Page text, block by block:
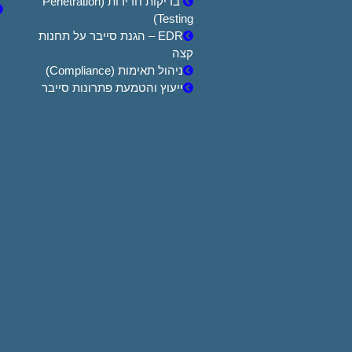
Testing)
EDR – הגנת סייבר על תחנות
קצה
ניהול תאימות (Compliance)
ייעוץ והטמעת פתרונות סייבר